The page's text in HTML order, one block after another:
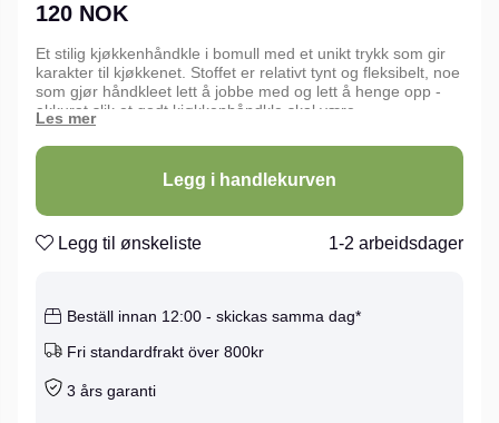
120 NOK
Et stilig kjøkkenhåndkle i bomull med et unikt trykk som gir
karakter til kjøkkenet. Stoffet er relativt tynt og fleksibelt, noe
som gjør håndkleet lett å jobbe med og lett å henge opp -
akkurat slik et godt kjøkkenhåndkle skal være.
Legg i handlekurven
Legg til ønskeliste 1-2 arbeidsdager
Beställ innan 12:00 - skickas samma dag*
Fri standardfrakt över 800kr
3 års garanti